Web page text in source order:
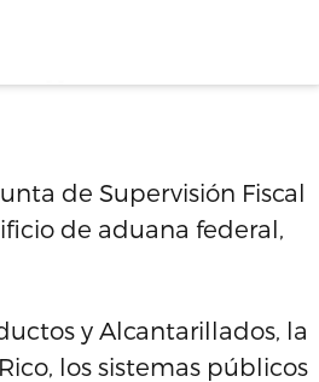
de Supervisión Fiscal
de aduana federal,
y Alcantarillados, la
los sistemas públicos